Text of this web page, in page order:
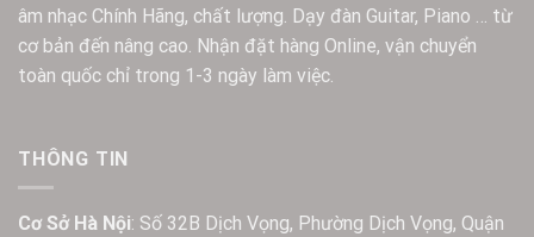
âm nhạc Chính Hãng, chất lượng. Dạy đàn Guitar, Piano … từ
cơ bản đến nâng cao. Nhận đặt hàng Online, vận chuyển
toàn quốc chỉ trong 1-3 ngày làm việc.
THÔNG TIN
Cơ Sở Hà Nội: Số 32B Dịch Vọng, Phường Dịch Vọng, Quận